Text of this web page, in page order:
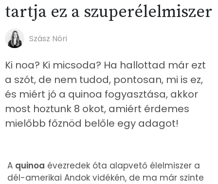
tartja ez a szuperélelmiszer
Szász Nóri
Ki noa? Ki micsoda? Ha hallottad már ezt
a szót, de nem tudod, pontosan, mi is ez,
és miért jó a quinoa fogyasztása, akkor
most hoztunk 8 okot, amiért érdemes
mielőbb főznöd belőle egy adagot!
A quinoa évezredek óta alapvető élelmiszer a
dél-amerikai Andok vidékén, de ma már szinte